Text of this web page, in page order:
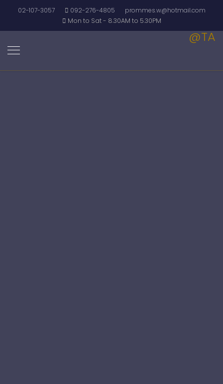
02-107-3057 092-276-4805
prommes.w@hotmail.com
Mon to Sat - 8.30AM to 5.30PM
@TA